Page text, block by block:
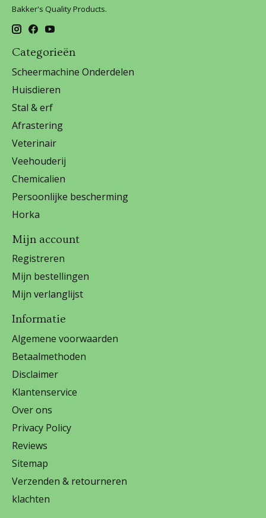
Bakker's Quality Products.
Categorieën
Scheermachine Onderdelen
Huisdieren
Stal & erf
Afrastering
Veterinair
Veehouderij
Chemicalien
Persoonlijke bescherming
Horka
Mijn account
Registreren
Mijn bestellingen
Mijn verlanglijst
Informatie
Algemene voorwaarden
Betaalmethoden
Disclaimer
Klantenservice
Over ons
Privacy Policy
Reviews
Sitemap
Verzenden & retourneren
klachten